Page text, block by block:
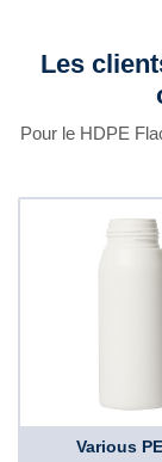
Les
Pour le HDPE
Various